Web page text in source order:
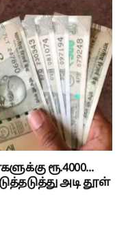
ரூ.4000...
அடி தூள்